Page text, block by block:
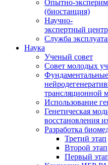
Опытно-
(биостанция)
Научно-
экспертный
Служба
Наука
Ученый совет
Совет молодых
трансляционной
Использование
Генетическая
восстановления
Разработка
Третий этап
Второй этап
Первый